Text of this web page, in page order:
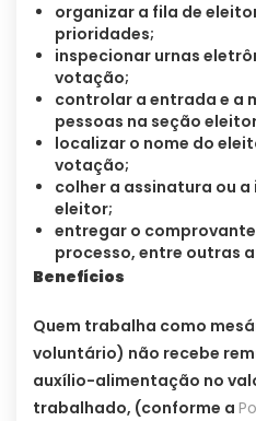
organizar a fila de
prioridades;
inspecionar urnas
votação;
controlar a entrada e a
pessoas na seção
localizar o nome do
votação;
colher a assinatura ou
eleitor;
entregar o
processo, entre outras
Benefícios
Quem trabalha como
voluntário) não recebe
auxílio-alimentação no
trabalhado, (conforme a